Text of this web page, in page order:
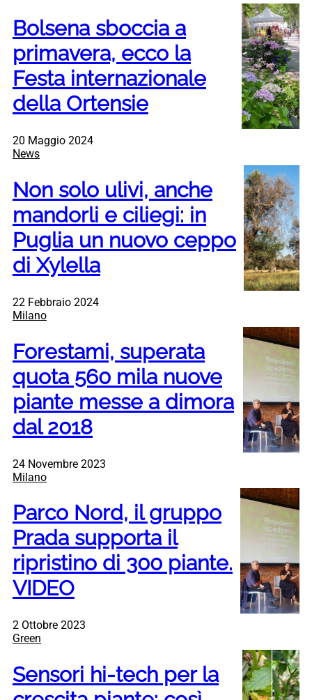
Bolsena sboccia a
primavera, ecco la
Festa internazionale
della Ortensie
20 Maggio 2024
News
Non solo ulivi, anche
mandorli e ciliegi: in
Puglia un nuovo ceppo
di Xylella
22 Febbraio 2024
Milano
Forestami, superata
quota 560 mila nuove
piante messe a dimora
dal 2018
24 Novembre 2023
Milano
Parco Nord, il gruppo
Prada supporta il
ripristino di 300 piante.
VIDEO
2 Ottobre 2023
Green
Sensori hi-tech per la